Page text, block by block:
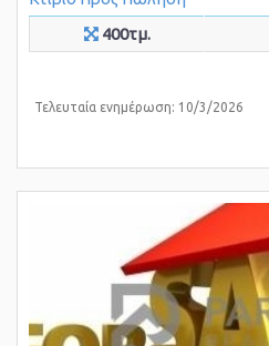
400τμ.
Τελευταία ενημέρωση: 10/3/2026